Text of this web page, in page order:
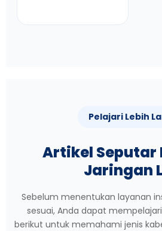
Pelajari Lebih
Artikel Seputar
Jaringan
Sebelum menentukan layanan
sesuai, Anda dapat
berikut untuk memahami jenis